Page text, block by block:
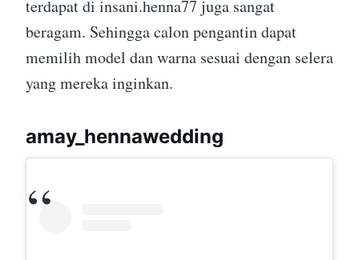
terdapat di insani.henna77 juga sangat
beragam. Sehingga calon pengantin dapat
memilih model dan warna sesuai dengan selera
yang mereka inginkan.
amay_hennawedding